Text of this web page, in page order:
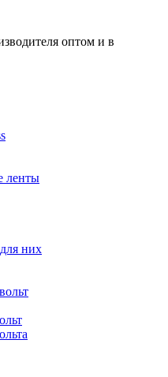
оптом и в
ленты
них